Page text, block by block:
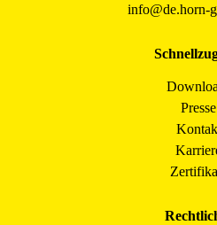
info@de.horn-
Presse